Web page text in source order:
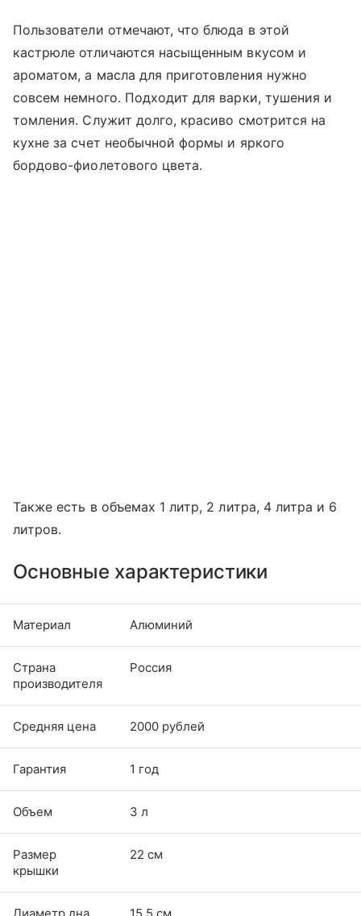
Пользователи отмечают, что блюда в этой
кастрюле отличаются насыщенным вкусом и
ароматом, а масла для приготовления нужно
совсем немного. Подходит для варки, тушения и
томления. Служит долго, красиво смотрится на
кухне за счет необычной формы и яркого
бордово-фиолетового цвета.
Также есть в объемах 1 литр, 2 литра, 4 литра и 6
литров.
Основные характеристики
Материал Алюминий
Страна
производителя
Россия
Средняя цена 2000 рублей
Гарантия 1 год
Объем 3 л
Размер
крышки
22 см